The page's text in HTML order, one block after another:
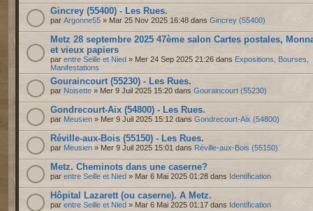
Gincrey (55400) - Les Rues.
par Argonne55 » Mar 25 Nov 2025 16:48 dans Gincrey (55400)
Metz 28 septembre 2025 47ème salon Cartes postales,
et vieux papiers
par entre Seille et Nied » Mer 24 Sep 2025 21:26 dans Expositions, Bourses,
Manifestations
Gouraincourt (55230) - Les Rues.
par Noisette » Mer 9 Juil 2025 15:20 dans Gouraincourt (55230)
Gondrecourt-Aix (54800) - Les Rues.
par Meusien » Mer 9 Juil 2025 15:12 dans Gondrecourt-Aix (54800)
Réville-aux-Bois (55150) - Les Rues.
par Meusien » Mer 9 Juil 2025 15:01 dans Réville-aux-Bois (55150)
Metz. Cheminots dans une caserne?
par entre Seille et Nied » Mar 6 Mai 2025 01:28 dans Identification
Hôpital Lazarett (ou caserne). A Metz.
par entre Seille et Nied » Mar 6 Mai 2025 01:17 dans Identification